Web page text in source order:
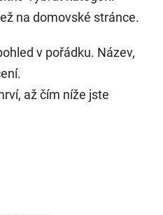
na domovské stránce.
v pořádku. Název,
až čím níže jste